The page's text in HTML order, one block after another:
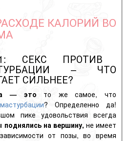
КАЛОРИЙ ВО
СЕКС ПРОТИВ
– ЧТО
СИЛЬНЕЕ?
— это то же самое, что
мастурбации? Определенно да!
пике удовольствия всегда
поднялись на вершину, не имеет
от позы, во время